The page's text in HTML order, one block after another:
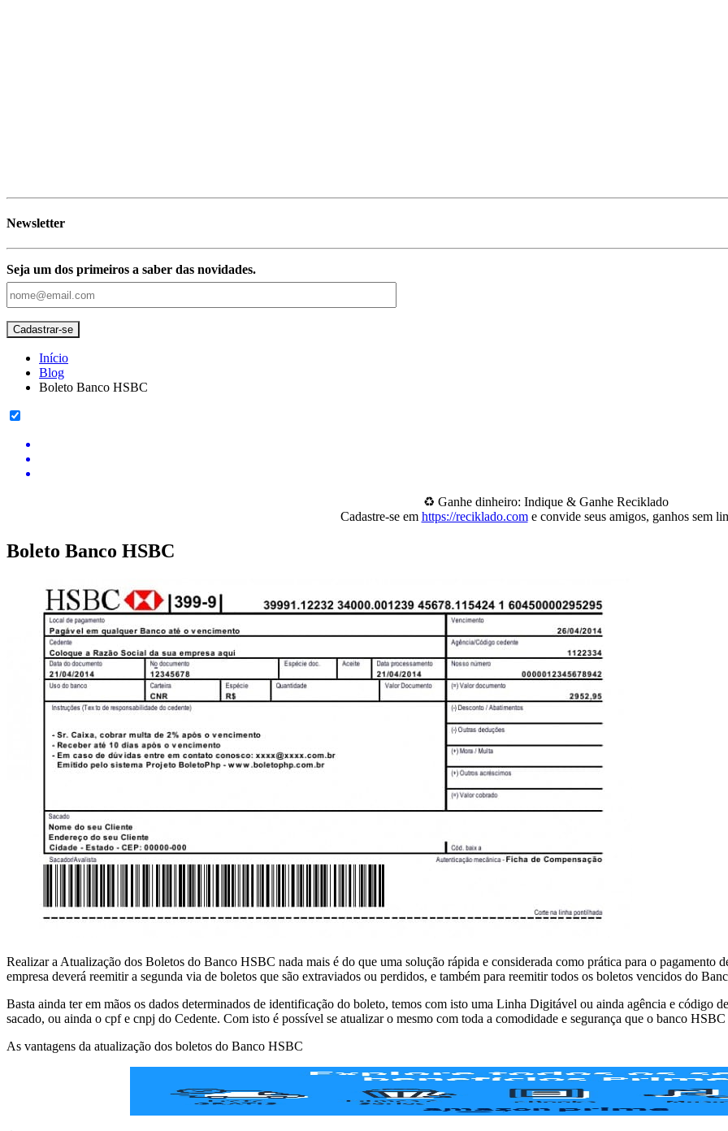
Newsletter
Seja um dos primeiros a saber das novidades.
Início
Blog
Boleto Banco HSBC
♻️ Ganhe dinheiro: Indique & Ganhe Reciklado
Cadastre-se em https://reciklado.come convide seus amigos, ganhos sem
Boleto Banco HSBC
Realizar a Atualização dos Boletos do Banco HSBC nada mais é do que uma solução rápida e considerada como prática para o pagamento
empresa deverá reemitir a segunda via de boletos que são extraviados ou perdidos, e também para reemitir todos os boletos vencidos do
Basta ainda ter em mãos os dados determinados de identificação do boleto, temos com isto uma Linha Digitável ou ainda agência e código
sacado, ou ainda o cpf e cnpj do Cedente. Com isto é possível se atualizar o mesmo com toda a comodidade e segurança que o banco
As vantagens da atualização dos boletos do Banco HSBC